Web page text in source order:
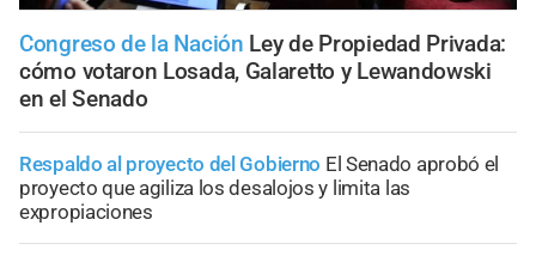
Congreso de la Nación Ley de Propiedad Privada:
cómo votaron Losada, Galaretto y Lewandowski
en el Senado
Respaldo al proyecto del Gobierno El Senado aprobó el
proyecto que agiliza los desalojos y limita las
expropiaciones